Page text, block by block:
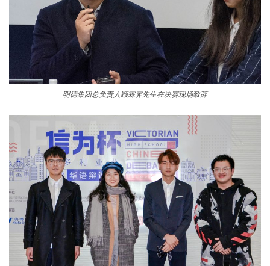
明德集团总负责人顾霖霁先生在决赛现场致辞